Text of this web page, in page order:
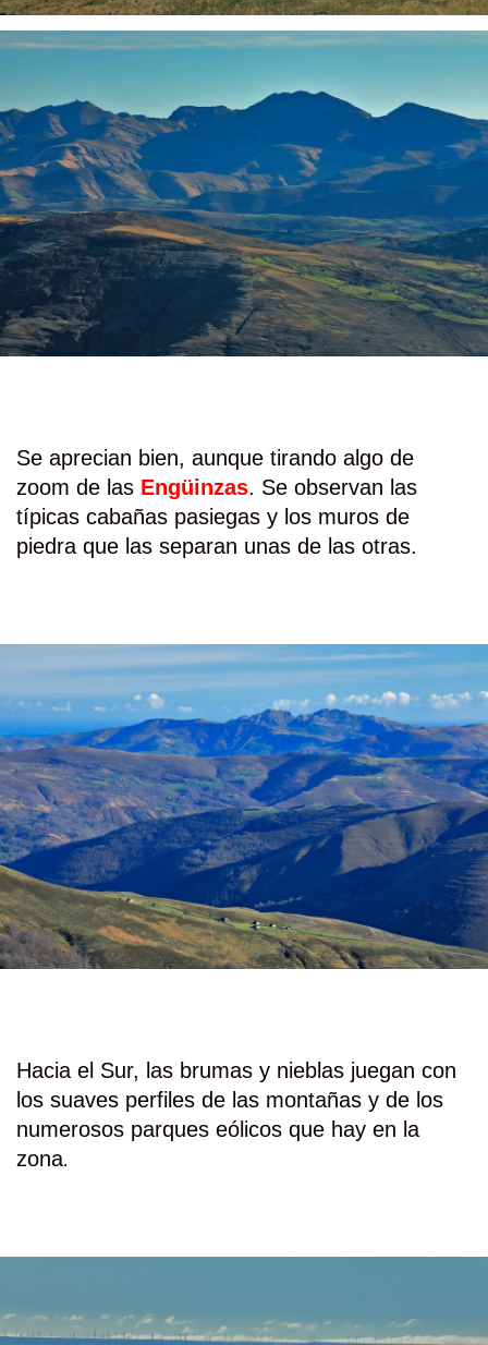
Se aprecian bien, aunque tirando algo de
zoom de las Engüinzas. Se observan las
típicas cabañas pasiegas y los muros de
piedra que las separan unas de las otras.
Hacia el Sur, las brumas y nieblas juegan con
los suaves perfiles de las montañas y de los
numerosos parques eólicos que hay en la
zona.